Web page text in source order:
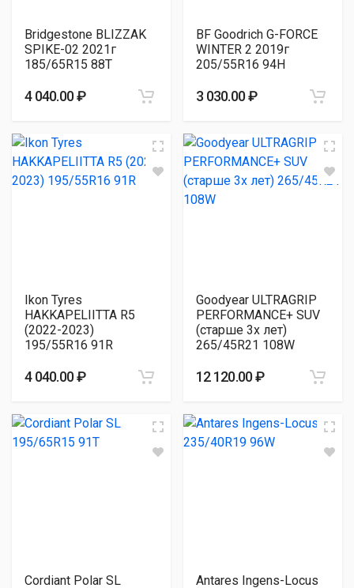
Bridgestone BLIZZAK
SPIKE-02 2021г
185/65R15 88T
4 040.00 ₽
BF Goodrich G-FORCE
WINTER 2 2019г
205/55R16 94H
3 030.00 ₽
Ikon Tyres
HAKKAPELIITTA R5
(2022-2023)
195/55R16 91R
4 040.00 ₽
Goodyear ULTRAGRIP
PERFORMANCE+ SUV
(старше 3х лет)
265/45R21 108W
12 120.00 ₽
Cordiant Polar SL
Antares Ingens-Locus